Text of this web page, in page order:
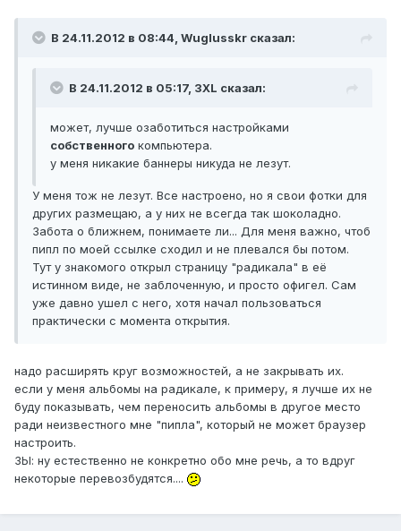
В 24.11.2012 в 08:44, Wuglusskr сказал:
В 24.11.2012 в 05:17, 3XL сказал:
может, лучше озаботиться настройками
собственного компьютера.
у меня никакие баннеры никуда не лезут.
У меня тож не лезут. Все настроено, но я свои фотки для
других размещаю, а у них не всегда так шоколадно.
Забота о ближнем, понимаете ли... Для меня важно, чтоб
пипл по моей ссылке сходил и не плевался бы потом.
Тут у знакомого открыл страницу "радикала" в её
истинном виде, не заблоченную, и просто офигел. Сам
уже давно ушел с него, хотя начал пользоваться
практически с момента открытия.
надо расширять круг возможностей, а не закрывать их.
если у меня альбомы на радикале, к примеру, я лучше их не
буду показывать, чем переносить альбомы в другое место
ради неизвестного мне "пипла", который не может браузер
настроить.
ЗЫ: ну естественно не конкретно обо мне речь, а то вдруг
некоторые перевозбудятся....